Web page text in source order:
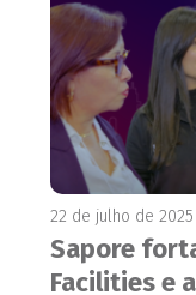
22 de julho de 2025
Sapore
Facilities e